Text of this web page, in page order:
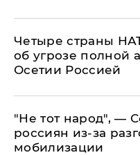
Четыре страны
об угрозе полной
Осетии Россией
​"Не тот народ", —
россиян из-за
мобилизации